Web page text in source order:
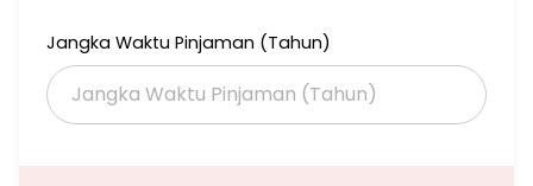
Jangka Waktu Pinjaman (Tahun)